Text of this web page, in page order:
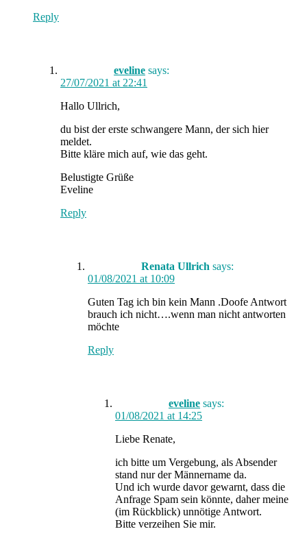
Reply
eveline says:
27/07/2021 at 22:41
Hallo Ullrich,
du bist der erste schwangere Mann, der sich hier
meldet.
Bitte kläre mich auf, wie das geht.
Belustigte Grüße
Eveline
Reply
Renata Ullrich says:
01/08/2021 at 10:09
Guten Tag ich bin kein Mann .Doofe Antwort
brauch ich nicht….wenn man nicht antworten
möchte
Reply
eveline says:
01/08/2021 at 14:25
Liebe Renate,
ich bitte um Vergebung, als Absender
stand nur der Männername da.
Und ich wurde davor gewarnt, dass die
Anfrage Spam sein könnte, daher meine
(im Rückblick) unnötige Antwort.
Bitte verzeihen Sie mir.